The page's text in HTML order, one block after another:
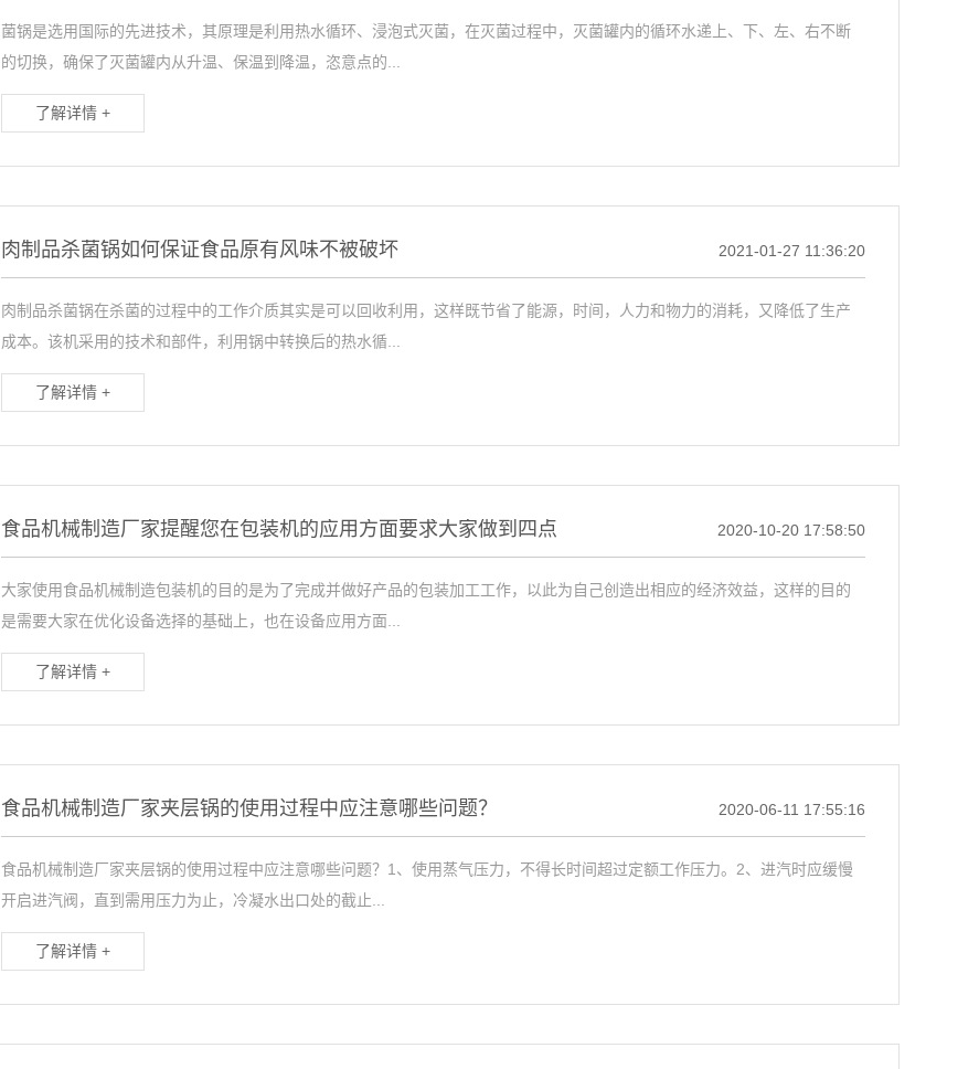
菌锅是选用国际的先进技术，其原理是利用热水循环、浸泡式灭菌，在灭菌过程中，灭菌罐内的循环水递上、下、左、右不断
的切换，确保了灭菌罐内从升温、保温到降温，恣意点的...
了解详情 +
肉制品杀菌锅如何保证食品原有风味不被破坏 2021-01-27 11:36:20
肉制品杀菌锅在杀菌的过程中的工作介质其实是可以回收利用，这样既节省了能源，时间，人力和物力的消耗，又降低了生产
成本。该机采用的技术和部件，利用锅中转换后的热水循...
了解详情 +
食品机械制造厂家提醒您在包装机的应用方面要求大家做到四点 2020-10-20 17:58:50
大家使用食品机械制造包装机的目的是为了完成并做好产品的包装加工工作，以此为自己创造出相应的经济效益，这样的目的
是需要大家在优化设备选择的基础上，也在设备应用方面...
了解详情 +
食品机械制造厂家夹层锅的使用过程中应注意哪些问题？ 2020-06-11 17:55:16
食品机械制造厂家夹层锅的使用过程中应注意哪些问题？1、使用蒸气压力，不得长时间超过定额工作压力。2、进汽时应缓慢
开启进汽阀，直到需用压力为止，冷凝水出口处的截止...
了解详情 +